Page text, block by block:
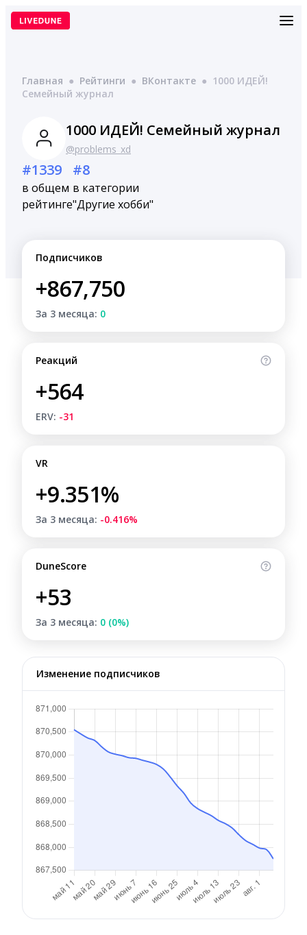
Перейти
Главная ● Рейтинги ● ВКонтакте ● 1000 ИДЕЙ!
Семейный журнал
1000 ИДЕЙ! Семейный журнал
@problems_xd
#1339
в общем
рейтинге
#8
в категории
"Другие хобби"
Подписчиков
+867,750
За 3 месяца: 0
Реакций
+564
ERV: -31
VR
+9.351%
За 3 месяца: -0.416%
DuneScore
+53
За 3 месяца: 0 (0%)
Изменение подписчиков